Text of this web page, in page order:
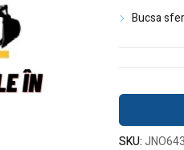
Bucsa
SKU: